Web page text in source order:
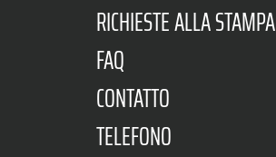
RICHIESTE ALLA STAMPA
FAQ
CONTATTO
TELEFONO